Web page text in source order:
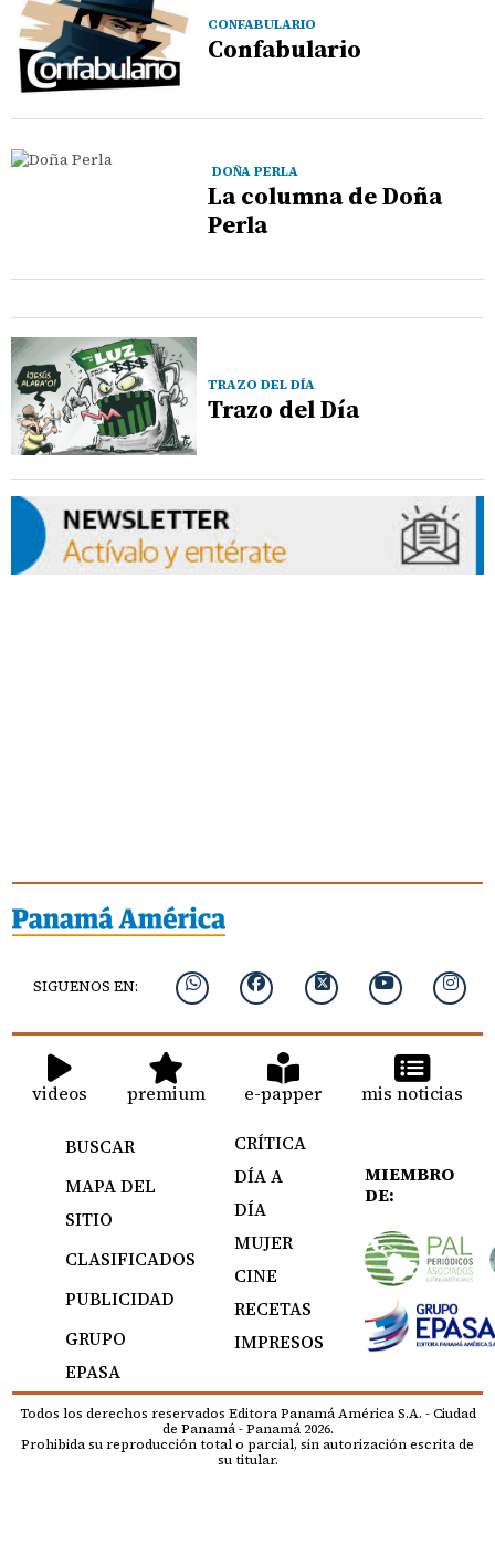
CONFABULARIO
Confabulario
DOÑA PERLA
La columna de Doña
Perla
TRAZO DEL DÍA
Trazo del Día
SIGUENOS EN:
videos premium e-papper mis noticias
BUSCAR
MAPA DEL
SITIO
CLASIFICADOS
PUBLICIDAD
GRUPO
EPASA
CRÍTICA
DÍA A
DÍA
MUJER
CINE
RECETAS
IMPRESOS
MIEMBRO
DE:
Todos los derechos reservados Editora Panamá América S.A. - Ciudad
de Panamá - Panamá 2026.
Prohibida su reproducción total o parcial, sin autorización escrita de
su titular.